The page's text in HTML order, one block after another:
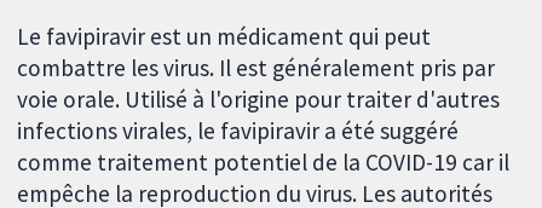
Le favipiravir est un médicament qui peut
combattre les virus. Il est généralement pris par
voie orale. Utilisé à l'origine pour traiter d'autres
infections virales, le favipiravir a été suggéré
comme traitement potentiel de la COVID-19 car il
empêche la reproduction du virus. Les autorités